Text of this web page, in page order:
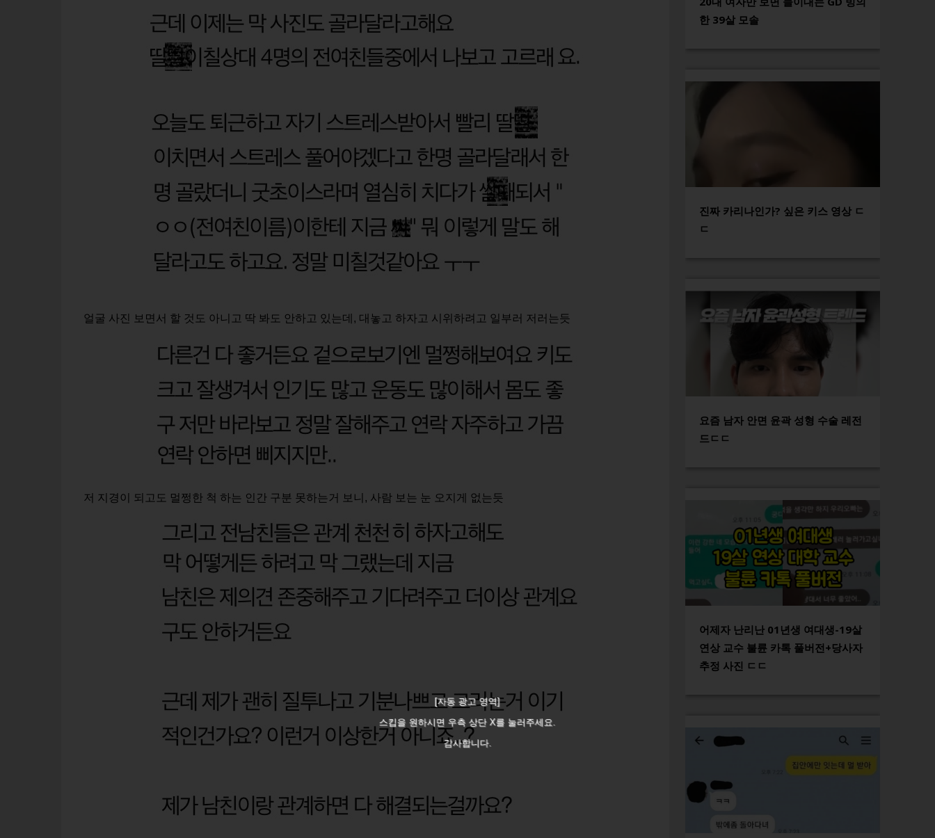
얼굴 사진 보면서 할 것도 아니고 딱 봐도 안하고 있는데, 대놓고 하자고 시위하려고 일부러 저러는듯
저 지경이 되고도 멀쩡한 척 하는 인간 구분 못하는거 보니, 사람 보는 눈 오지게 없는듯
[자동 광고 영역]
스킵을 원하시면 우측 상단 X를 눌러주세요.
감사합니다.
한 39살 모솔
진짜 카리나인가? 싶은 키스 영상 ㄷ
ㄷ
요즘 남자 안면 윤곽 성형 수술 레전
드ㄷㄷ
어제자 난리난 01년생 여대생-19살
연상 교수 불륜 카톡 풀버전+당사자
추정 사진 ㄷㄷ